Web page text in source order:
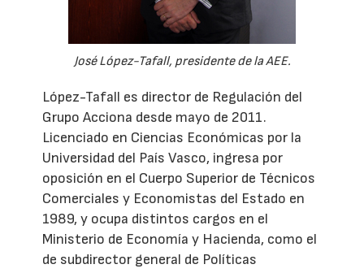
José López-Tafall, presidente de la AEE.
López-Tafall es director de Regulación del
Grupo Acciona desde mayo de 2011.
Licenciado en Ciencias Económicas por la
Universidad del País Vasco, ingresa por
oposición en el Cuerpo Superior de Técnicos
Comerciales y Economistas del Estado en
1989, y ocupa distintos cargos en el
Ministerio de Economía y Hacienda, como el
de subdirector general de Políticas